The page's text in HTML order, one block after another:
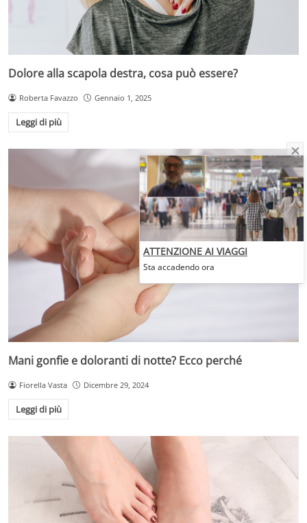
Dolore alla scapola destra, cosa può essere?
Roberta Favazzo Gennaio 1, 2025
Leggi di più
Mani gonfie e doloranti di notte? Ecco perché
Fiorella Vasta Dicembre 29, 2024
Leggi di più
ATTENZIONE AI VIAGGI
Sta accadendo ora